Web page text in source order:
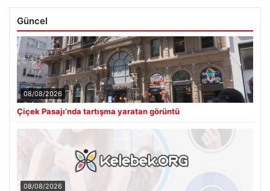
Güncel
08/08/2026
Çiçek Pasajı’nda tartışma yaratan görüntü
08/08/2026